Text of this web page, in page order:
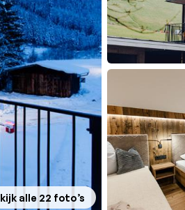
alle 22 foto’s